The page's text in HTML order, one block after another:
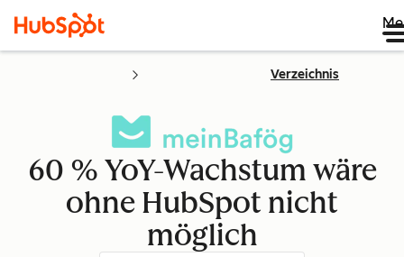
Verzeichnis
60 % YoY-Wachstum wäre
ohne HubSpot nicht
möglich